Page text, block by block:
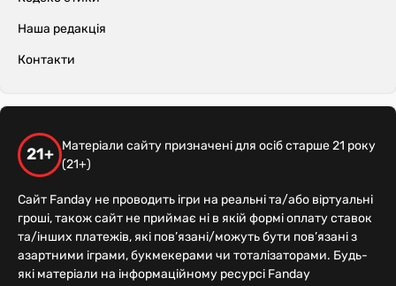
Наша редакція
Контакти
21+
Матеріали сайту призначені для осіб старше 21 року
(21+)
Сайт Fanday не проводить ігри на реальні та/або віртуальні
гроші, також сайт не приймає ні в якій формі оплату ставок
та/інших платежів, які пов’язані/можуть бути пов’язані з
азартними іграми, букмекерами чи тоталізаторами. Будь-
які матеріали на інформаційному ресурсі Fanday